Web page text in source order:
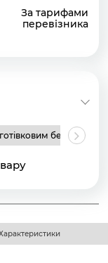
За тарифами
перевізника
без ПДВ